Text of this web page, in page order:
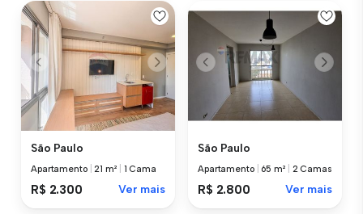
São Paulo
Apartamento |21 m² 1 Cama
R$ 2.300 Ver mais
São Paulo
Apartamento 65 m² 2 Camas
R$ 2.800 Ver mais